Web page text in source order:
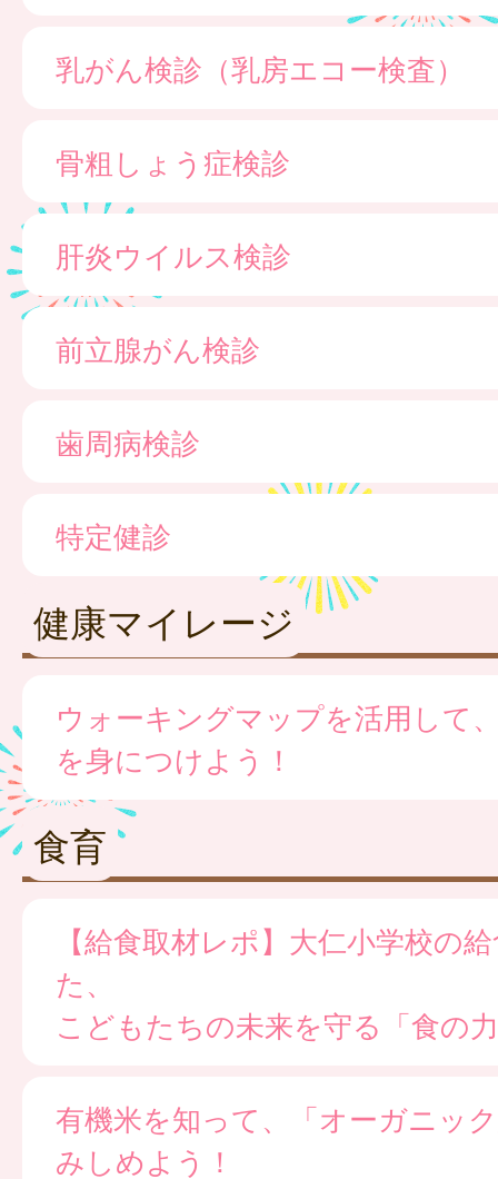
乳がん検診（乳房エコー検査）
骨粗しょう症検診
肝炎ウイルス検診
前立腺がん検診
歯周病検診
特定健診
健康マイレージ
ウォーキングマップを活用して
を身につけよう！
食育
【給食取材レポ】大仁小学校の
た、
こどもたちの未来を守る「食の
有機米を知って、「オーガニッ
みしめよう！